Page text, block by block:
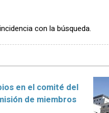
con la búsqueda.
en el comité del
de miembros